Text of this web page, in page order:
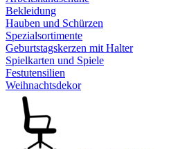
Bekleidung
Hauben und Schürzen
Spezialsortimente
Geburtstagskerzen mit Halter
Spielkarten und Spiele
Festutensilien
Weihnachtsdekor